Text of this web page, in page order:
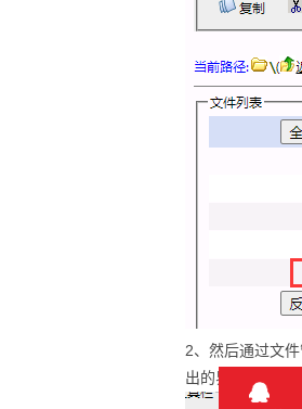
2、然后通过文
出的界面 勾选